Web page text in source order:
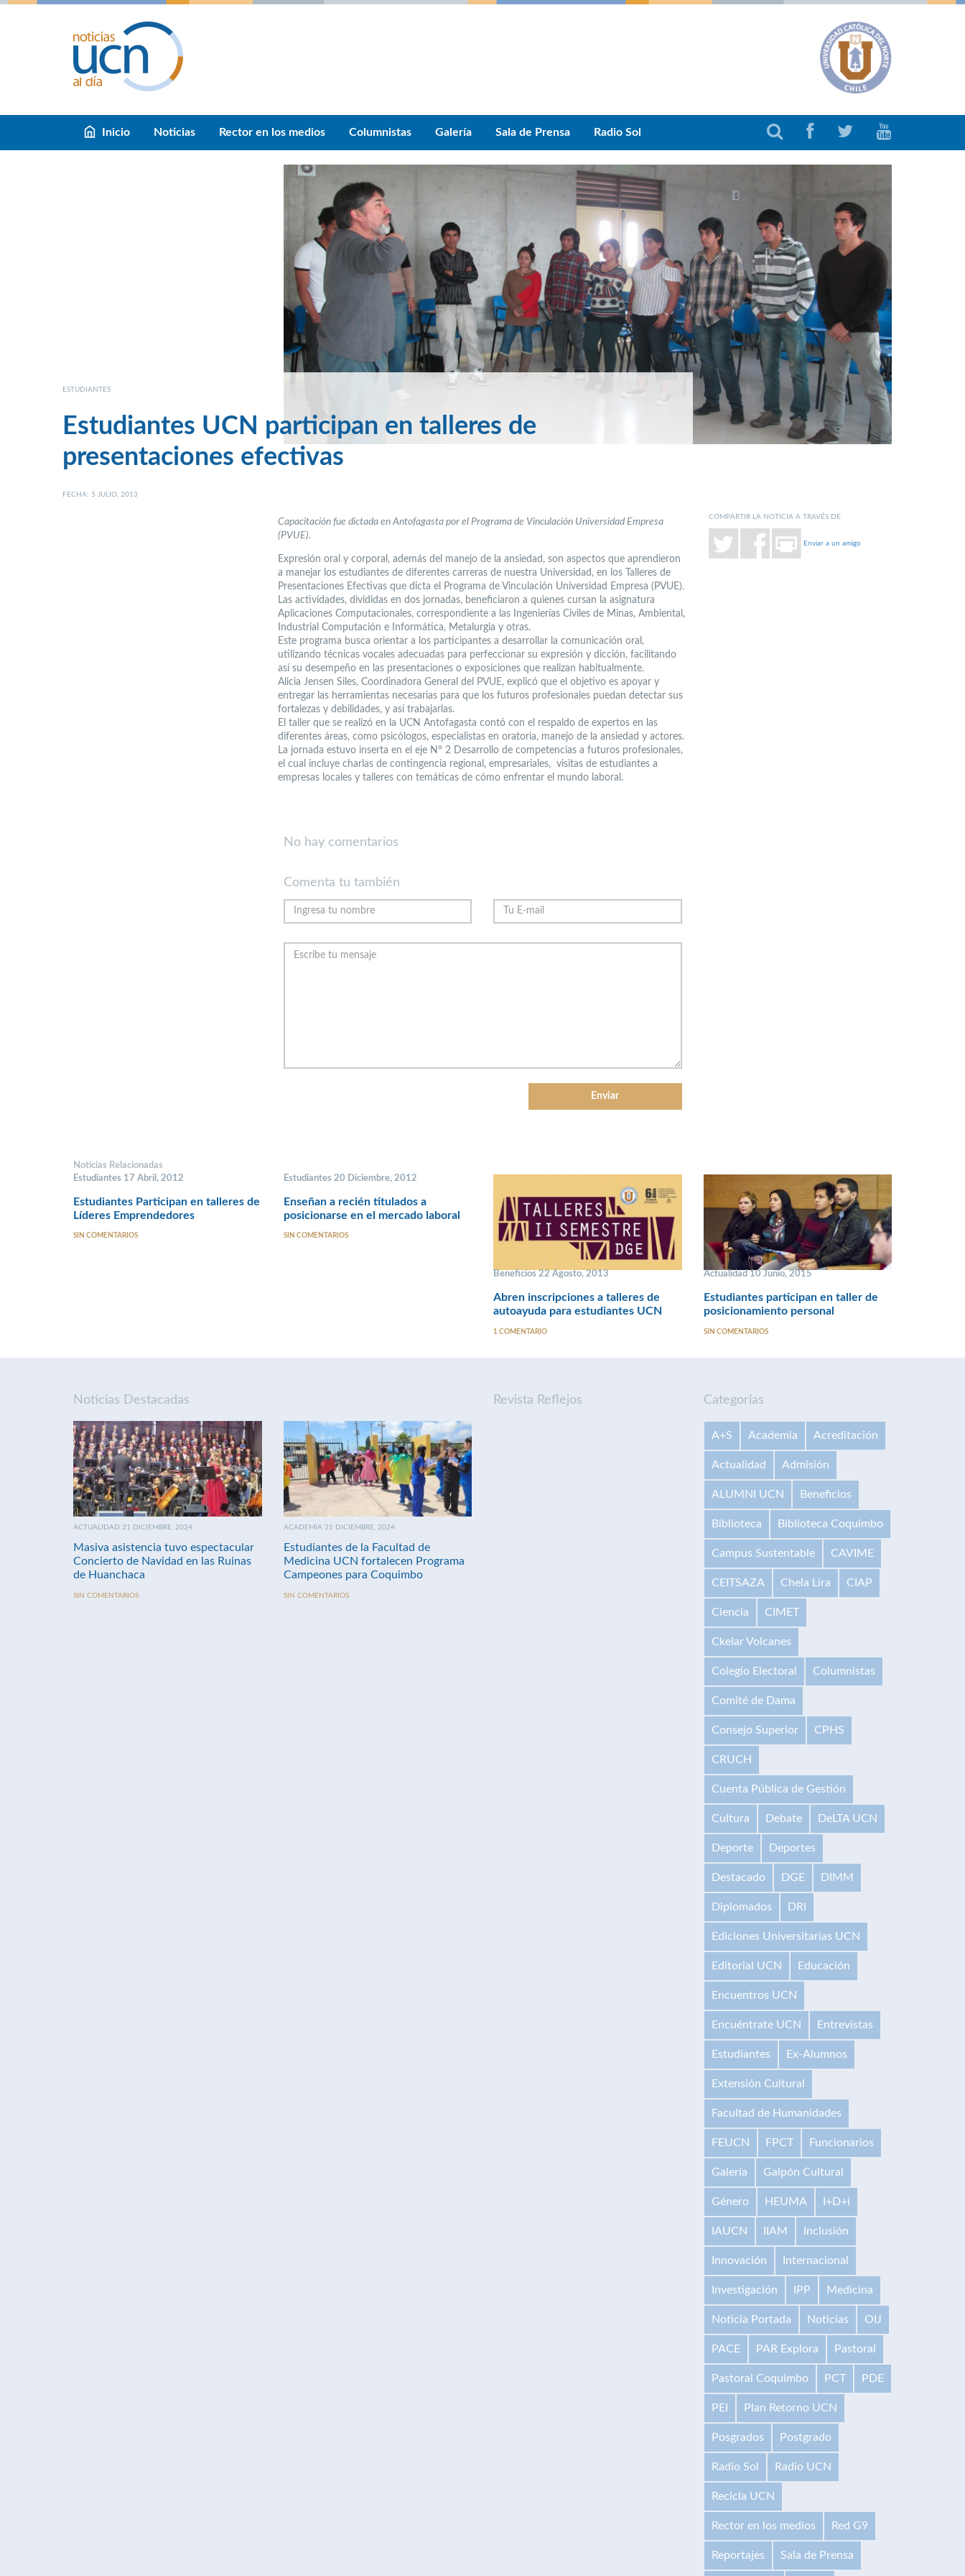
Inicio Noticias Rector en los medios Columnistas Galería Sala de Prensa Radio Sol
ESTUDIANTES
Estudiantes UCN participan en talleres de
presentaciones efectivas
FECHA: 5 JULIO, 2013
Capacitación fue dictada en Antofagasta por el Programa de Vinculación Universidad Empresa
(PVUE).
Expresión oral y corporal, además del manejo de la ansiedad, son aspectos que aprendieron
a manejar los estudiantes de diferentes carreras de nuestra Universidad, en los Talleres de
Presentaciones Efectivas que dicta el Programa de Vinculación Universidad Empresa (PVUE).
Las actividades, divididas en dos jornadas, beneficiaron a quienes cursan la asignatura
Aplicaciones Computacionales, correspondiente a las Ingenierías Civiles de Minas, Ambiental,
Industrial Computación e Informática, Metalurgia y otras.
Este programa busca orientar a los participantes a desarrollar la comunicación oral,
utilizando técnicas vocales adecuadas para perfeccionar su expresión y dicción, facilitando
así su desempeño en las presentaciones o exposiciones que realizan habitualmente.
Alicia Jensen Siles, Coordinadora General del PVUE, explicó que el objetivo es apoyar y
entregar las herramientas necesarias para que los futuros profesionales puedan detectar sus
fortalezas y debilidades, y así trabajarlas.
El taller que se realizó en la UCN Antofagasta contó con el respaldo de expertos en las
diferentes áreas, como psicólogos, especialistas en oratoria, manejo de la ansiedad y actores.
La jornada estuvo inserta en el eje N° 2 Desarrollo de competencias a futuros profesionales,
el cual incluye charlas de contingencia regional, empresariales, visitas de estudiantes a
empresas locales y talleres con temáticas de cómo enfrentar el mundo laboral.
COMPARTIR LA NOTICIA A TRAVÉS DE:
Enviar a un amigo
No hay comentarios
Comenta tu también
Noticias Relacionadas
Estudiantes 17 Abril, 2012
Estudiantes Participan en talleres de
Líderes Emprendedores
SIN COMENTARIOS
Estudiantes 20 Diciembre, 2012
Enseñan a recién titulados a
posicionarse en el mercado laboral
SIN COMENTARIOS
Beneficios 22 Agosto, 2013
Abren inscripciones a talleres de
autoayuda para estudiantes UCN
1 COMENTARIO
Actualidad 10 Junio, 2015
Estudiantes participan en taller de
posicionamiento personal
SIN COMENTARIOS
Noticias Destacadas
ACTUALIDAD 21 DICIEMBRE, 2024
Masiva asistencia tuvo espectacular
Concierto de Navidad en las Ruinas
de Huanchaca
SIN COMENTARIOS
ACADEMIA 21 DICIEMBRE, 2024
Estudiantes de la Facultad de
Medicina UCN fortalecen Programa
Campeones para Coquimbo
SIN COMENTARIOS
Revista Reflejos Categorías
A+S Academia Acreditación
Actualidad Admisión
ALUMNI UCN Beneficios
Biblioteca Biblioteca Coquimbo
Campus Sustentable CAVIME
CEITSAZA Chela Lira CIAP
Ciencia CIMET
Ckelar Volcanes
Colegio Electoral Columnistas
Comité de Dama
Consejo Superior CPHS
CRUCH
Cuenta Pública de Gestión
Cultura Debate DeLTA UCN
Deporte Deportes
Destacado DGE DIMM
Diplomados DRI
Ediciones Universitarias UCN
Editorial UCN Educación
Encuentros UCN
Encuéntrate UCN Entrevistas
Estudiantes Ex-Alumnos
Extensión Cultural
Facultad de Humanidades
FEUCN FPCT Funcionarios
Galería Galpón Cultural
Género HEUMA I+D+i
IAUCN IIAM Inclusión
Innovación Internacional
Investigación IPP Medicina
Noticia Portada Noticias OIJ
PACE PAR Explora Pastoral
Pastoral Coquimbo PCT PDE
PEI Plan Retorno UCN
Posgrados Postgrado
Radio Sol Radio UCN
Recicla UCN
Rector en los medios Red G9
Reportajes Sala de Prensa